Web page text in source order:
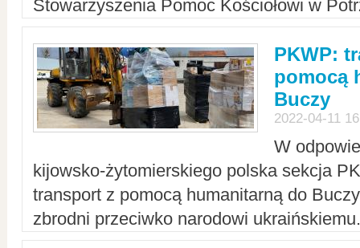
Stowarzyszenia Pomoc Kościołowi w
PKWP:
pomocą
Buczy
2022-04-11
W
kijowsko-żytomierskiego polska sekcja
transport z pomocą humanitarną do
zbrodni przeciwko narodowi